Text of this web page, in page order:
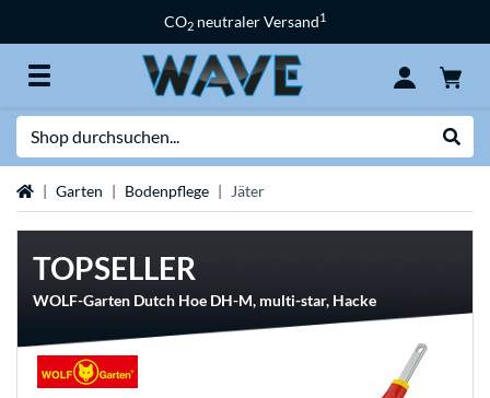
CO2 neutraler Versand1
StartseiteGarten Bodenpflege Jäter
TOPSELLER
WOLF-Garten Dutch Hoe DH-M, multi-star, Hacke